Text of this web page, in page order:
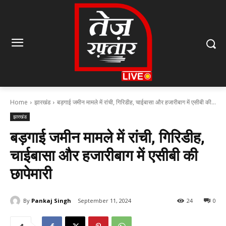
Home झारखंड बड़गाई जमीन मामले में रांची, गिरिडीह, चाईबासा और हजारीबाग में एसीबी की...
झारखंड
बड़गाई जमीन मामले में रांची, गिरिडीह,
चाईबासा और हजारीबाग में एसीबी की
छापेमारी
By Pankaj Singh September 11, 2024 0
24